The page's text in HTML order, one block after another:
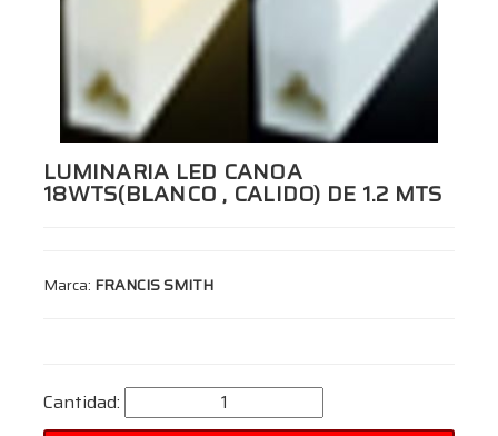
LUMINARIA LED CANOA
18WTS(BLANCO , CALIDO) DE 1.2 MTS
Marca: FRANCIS SMITH
Cantidad: